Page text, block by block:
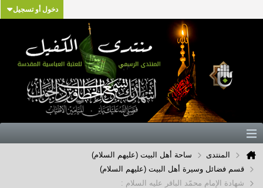
دخول أو تسجيل
المنتدى
ساحة أهل البيت (عليهم السلام)
قسم فضائل وسيرة أهل البيت (عليهم السلام)
شهادة الإمام محمّد الباقر عليه السلام :